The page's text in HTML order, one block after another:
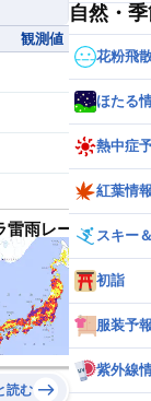
観測値
雷雨レーダー 世
読む
自然・
花粉飛
ほたる
熱中症
紅葉情報
スキー
初詣
服装予報
紫外線